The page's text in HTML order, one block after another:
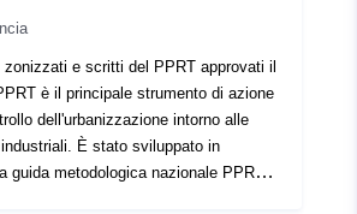
information on the title, main body of
as a number of attributes of the
methodological details are
codebook.
e scritti del PPRT approvati il
è il principale strumento di azione
dell'urbanizzazione intorno alle
È stato sviluppato in
guida metodologica nazionale PPRT e